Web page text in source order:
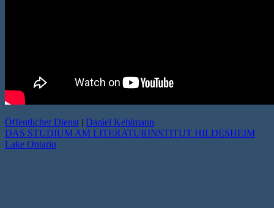
Öffentlicher Dienst | Daniel Kehlmann
DAS STUDIUM AM LITERATURINSTITUT HILDESHEIM
Lake Ontario